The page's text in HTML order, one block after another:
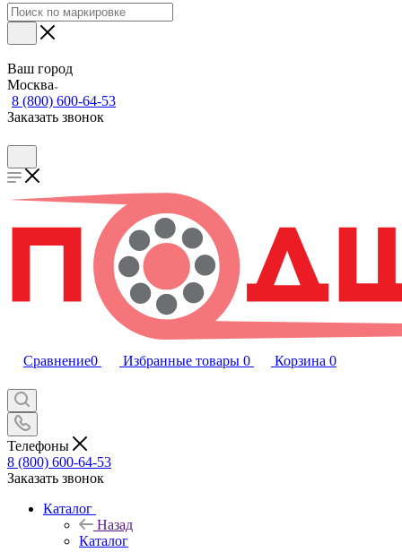
Ваш город
Москва
8 (800) 600-64-53
Заказать звонок
Сравнение0 Избранные товары 0 Корзина 0
Телефоны
8 (800) 600-64-53
Заказать звонок
Каталог
Назад
Каталог